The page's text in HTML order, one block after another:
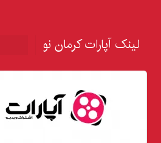
لینک آپارات کرمان نو